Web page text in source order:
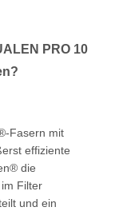
PRO 10
Fasern mit
effiziente
die
Filter
und ein